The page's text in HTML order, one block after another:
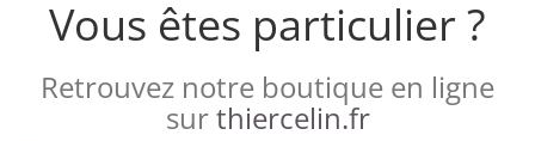
Vous êtes particulier ?
Retrouvez notre boutique en ligne
surthiercelin.fr